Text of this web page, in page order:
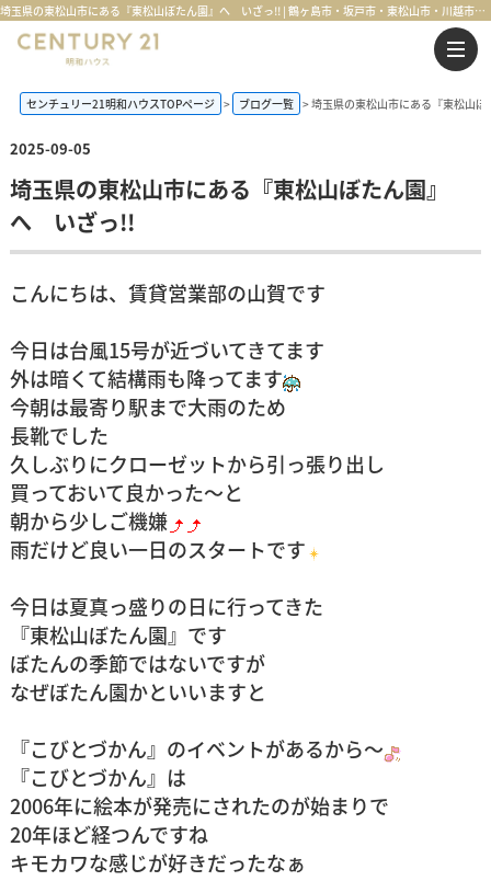
埼玉県の東松山市にある『東松山ぼたん園』へ いざっ!! | 鶴ヶ島市・坂戸市・東松山市・川越市の不動産購入・不動産売却のことならセンチュリー21明和ハウス
センチュリー21明和ハウスTOPページ ブログ一覧 埼玉県の東松山市にある『東松山
2025-09-05
埼玉県の東松山市にある『東松山ぼたん園』
へ いざっ!!
こんにちは、賃貸営業部の山賀です
今日は台風15号が近づいてきてます
外は暗くて結構雨も降ってます
今朝は最寄り駅まで大雨のため
長靴でした
久しぶりにクローゼットから引っ張り出し
買っておいて良かった～と
朝から少しご機嫌
雨だけど良い一日のスタートです
今日は夏真っ盛りの日に行ってきた
『東松山ぼたん園』 です
ぼたんの季節ではないですが
なぜぼたん園かといいますと
『こびとづかん』 のイベントがあるから～
『こびとづかん』は
2006年に絵本が発売にされたのが始まりで
20年ほど経つんですね
キモカワな感じが好きだったなぁ